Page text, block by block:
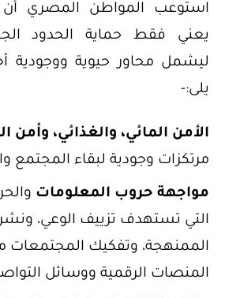
استوعب المواطن المصري أن
يعني فقط حماية الحدود
ليشمل محاور حيوية ووجودية
يلى:-
الأمن المائي، والغذائي، وأمن
مرتكزات وجودية لبقاء المجتمع
مواجهة حروب المعلومات
التي تستهدف تزييف الوعي،
الممنهجة، وتفكيك المجتمعات
المنصات الرقمية ووسائل